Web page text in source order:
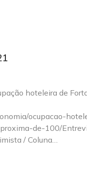
hoteleira de
ocupacao-
de-100/
/ Coluna…